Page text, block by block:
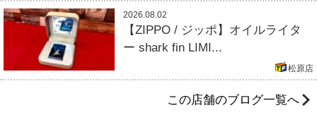
2026.08.02
【ZIPPO / ジッポ】オイルライタ
ー shark fin LIMI...
松原店
この店舗のブログ一覧へ